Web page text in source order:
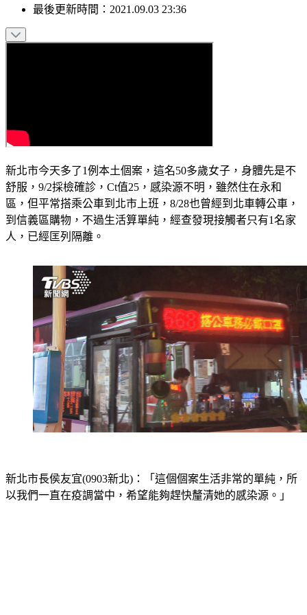
最後更新時間： 2021.09.03 23:36
新北市今天多了1例本土個案，這名50多歲女子，身體先是不
舒服，9/2採檢確診，Ct值25，感染源不明，雖然住在永和
區，但平常搭乘公車到北市上班，8/28也曾經到北車轉公車，
到信義區購物，不過生活算單純，經查發現接觸者只有1名家
人，已經匡列隔離。
新北市長侯友宜(0903新北)：「這個個案生活非常的單純，所
以我們一直在疫調當中，希望能夠趕快釐清她的感染源。」